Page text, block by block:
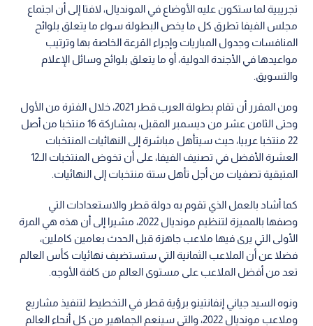
تجريبية لما ستكون عليه الأوضاع في المونديال، لافتا إلى أن اجتماع
مجلس الفيفا تطرق كل ما يخص البطولة سواء ما يتعلق بلوائح
المنافسات وجدول المباريات وإجراء القرعة الخاصة بها وترتيب
مواعيدها في الأجندة الدولية، أو ما يتعلق بلوائح وسائل الإعلام
والتسويق.
ومن المقرر أن تقام بطولة العرب قطر 2021، خلال الفترة من الأول
وحتى الثامن عشر من ديسمبر المقبل، بمشاركة 16 منتخبا من أصل
22 منتخبا عربيا، حيث سيتأهل مباشرة إلى النهائيات المنتخبات
العشرة الأفضل في تصنيف الفيفا، على أن تخوض المنتخبات الـ12
المتبقية تصفيات من أجل تأهل ستة منتخبات إلى النهائيات.
كما أشاد بالعمل الذي تقوم به دولة قطر والاستعدادات التي
وصفها بالمميزة لتنظيم مونديال 2022، مشيرا إلى أن هذه هي المرة
الأولى التي يرى فيها ملاعب جاهزة قبل الحدث بعامين كاملين،
فضلا عن أن الملاعب الثمانية التي ستستضيف نهائيات كأس العالم
تعد من أفضل الملاعب على مستوى العالم من كافة الأوجه.
ونوه السيد جياني إنفانتينو برؤية قطر في التخطيط لتنفيذ مشاريع
وملاعب مونديال 2022، والتي سينعم الجماهير من كل أنحاء العالم